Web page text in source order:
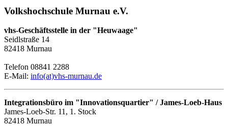
Volkshochschule Murnau e.V.
vhs-Geschäftsstelle in der "Heuwaage"
Seidlstraße 14
82418 Murnau
Telefon 08841 2288
E-Mail: info(at)vhs-murnau.de
Integrationsbüro im "Innovationsquartier" / James-Loeb-Haus
James-Loeb-Str. 11, 1. Stock
82418 Murnau